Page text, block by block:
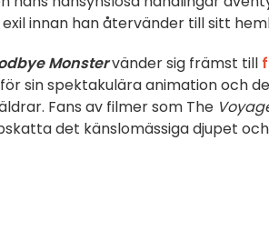
exil innan han återvänder till sitt
Monstervänder sig främst till
sin spektakulära animation och
Fans av filmer som The
det känslomässiga djupet